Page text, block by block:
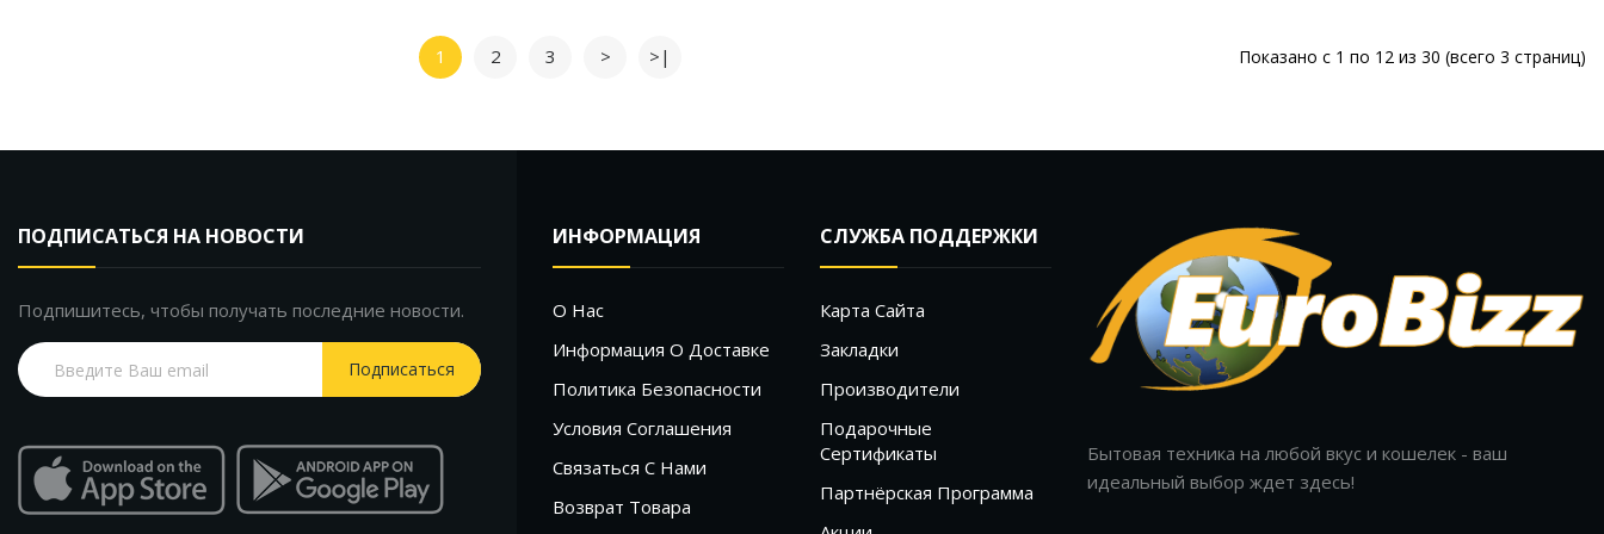
1 2 3 > >| Показано с 1 по 12 из 30 (всего 3 страниц)
ПОДПИСАТЬСЯ НА НОВОСТИ
Подпишитесь, чтобы получать последние новости.
Подписаться
ИНФОРМАЦИЯ
О Нас
Информация О Доставке
Политика Безопасности
Условия Соглашения
Связаться С Нами
Возврат Товара
СЛУЖБА ПОДДЕРЖКИ
Карта Сайта
Закладки
Производители
Подарочные
Сертификаты
Партнёрская Программа
Бытовая техника на любой вкус и кошелек - ваш
идеальный выбор ждет здесь!